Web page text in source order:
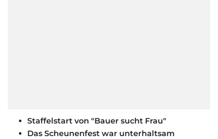
Staffelstart von "Bauer sucht Frau"
Das Scheunenfest war unterhaltsam